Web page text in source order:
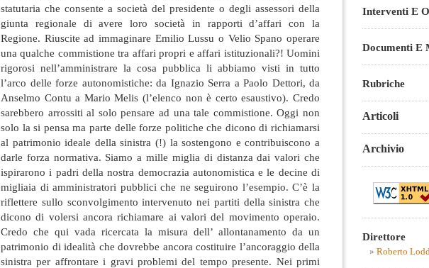
statutaria che consente a società del presidente o degli assessori della
giunta regionale di avere loro società in rapporti d’affari con la
Regione. Riuscite ad immaginare Emilio Lussu o Velio Spano operare
una qualche commistione tra affari propri e affari istituzionali?! Uomini
rigorosi nell’amministrare la cosa pubblica li abbiamo visti in tutto
l’arco delle forze autonomistiche: da Ignazio Serra a Paolo Dettori, da
Anselmo Contu a Mario Melis (l’elenco non è certo esaustivo). Credo
sarebbero arrossiti al solo pensare ad una tale commistione. Oggi non
solo la si pensa ma parte delle forze politiche che dicono di richiamarsi
al patrimonio ideale della sinistra (!) la sostengono e contribuiscono a
darle forza normativa. Siamo a mille miglia di distanza dai valori che
ispirarono i padri della nostra democrazia autonomistica e le decine di
migliaia di amministratori pubblici che ne seguirono l’esempio. C’è la
riflettere sullo sconvolgimento intervenuto nei partiti della sinistra che
dicono di volersi ancora richiamare ai valori del movimento operaio.
Credo che qui vada ricercata la misura dell’ allontanamento da un
patrimonio di idealità che dovrebbe ancora costituire l’ancoraggio della
sinistra per affrontare i gravi problemi del tempo presente. Nei primi
Interventi E
Documenti E
Rubriche
Articoli
Archivio
Direttore
Roberto